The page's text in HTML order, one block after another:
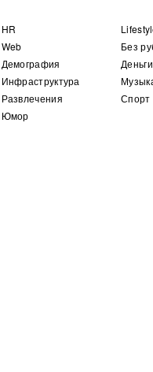
HR
Web
Без
Демография
Деньги
Инфраструктура
Развлечения
Спорт
Юмор